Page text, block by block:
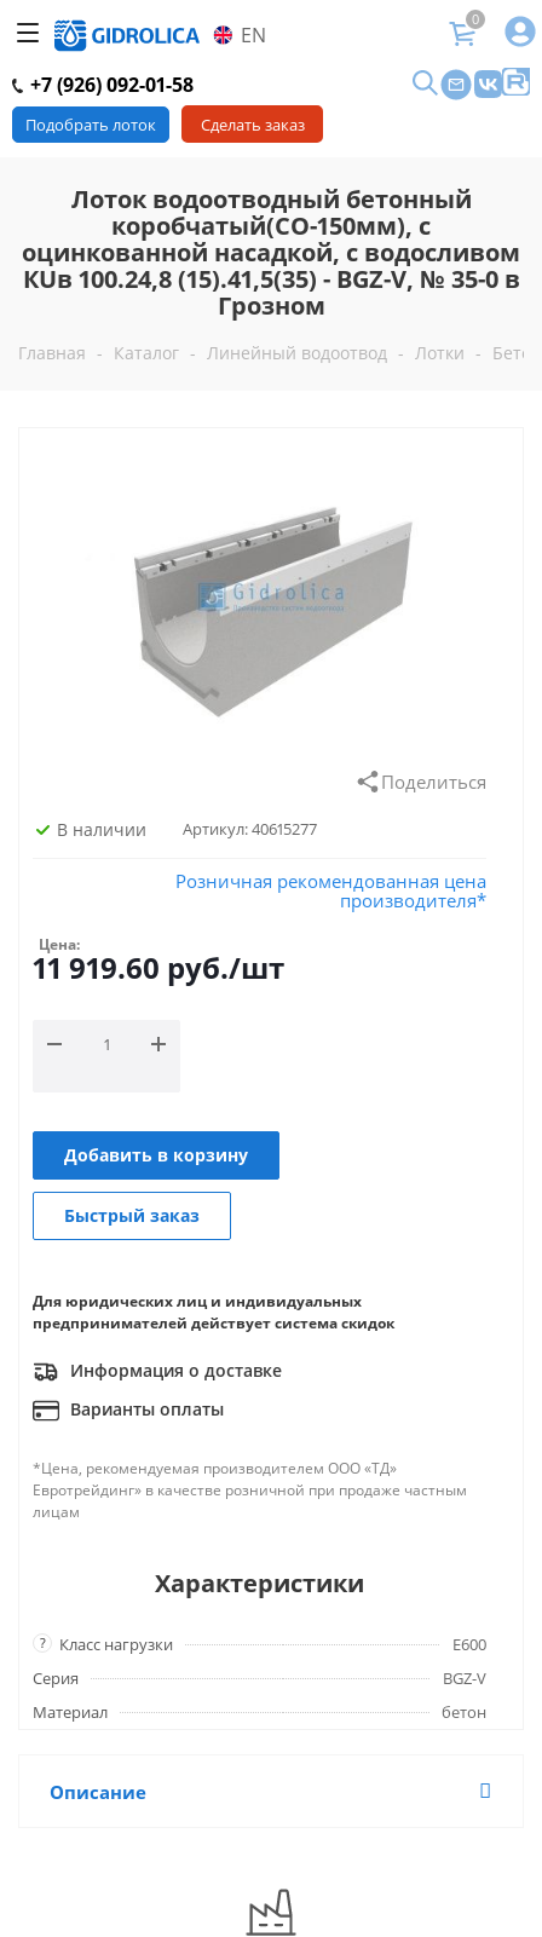
EN
0
+7 (926) 092-01-58
Подобрать лоток Сделать заказ
Лоток водоотводный бетонный
коробчатый(СО-150мм), с
оцинкованной насадкой, с водосливом
КUв 100.24,8 (15).41,5(35) - BGZ-V, № 35-0 в
Грозном
Главная - Каталог - Линейный водоотвод - Лотки -
Поделиться
В наличии Артикул:40615277
Розничная рекомендованная цена
производителя*
Цена:
11 919.60 руб./шт
Добавить в корзину
Быстрый заказ
Для юридических лиц и индивидуальных
предпринимателей действует система скидок
Информация о доставке
Варианты оплаты
*Цена, рекомендуемая производителем ООО «ТД»
Евротрейдинг» в качестве розничной при продаже частным
лицам
Характеристики
? Класс нагрузки
E600
Серия
BGZ-V
Материал
бетон
Описание